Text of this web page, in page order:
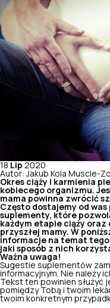
18 Lip 2020
Autor: Jakub Kola Muscle-
Okres ciąży i karmienia
kobiecego organizmu.
mama powinna zwrócić
Często dostajemy od
suplementy, które
każdym etapie ciąży
przyszłej mamy. W
informacje na temat tego
jaki sposób z nich
Ważna uwaga!
Sugestie suplementów
informacyjnym. Nie należy
Tekst ten powinien służyć
pomiędzy Tobą i twoim
twoim konkretnym